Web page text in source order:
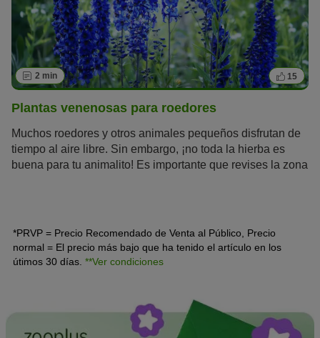
2 min 15
Plantas venenosas para roedores
Muchos roedores y otros animales pequeños disfrutan de
tiempo al aire libre. Sin embargo, ¡no toda la hierba es
buena para tu animalito! Es importante que revises la zona
*PRVP = Precio Recomendado de Venta al Público, Precio
normal = El precio más bajo que ha tenido el artículo en los
útimos 30 días. **Ver condiciones